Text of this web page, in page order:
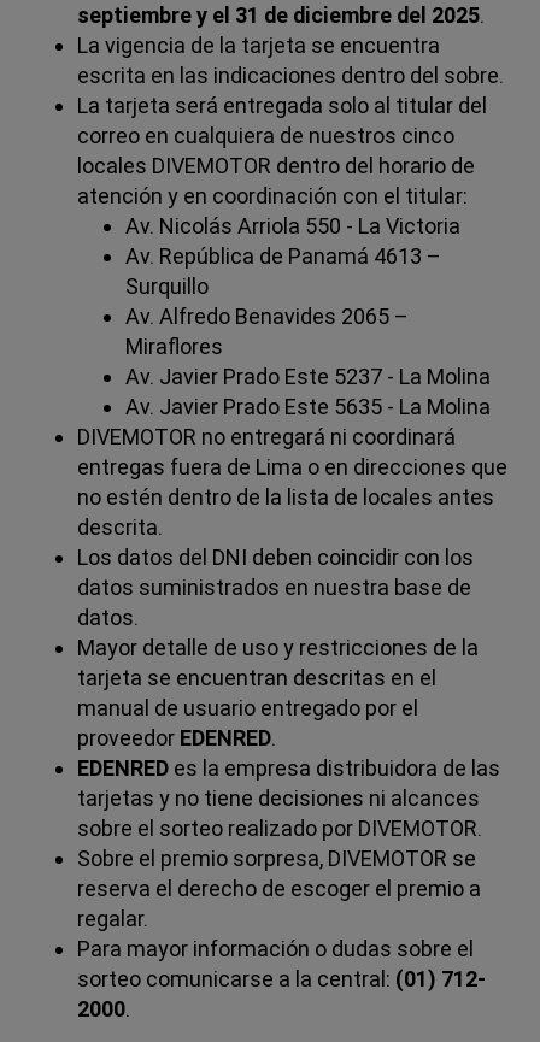
septiembre y el 31 de diciembre del 2025.
La vigencia de la tarjeta se encuentra
escrita en las indicaciones dentro del sobre.
La tarjeta será entregada solo al titular del
correo en cualquiera de nuestros cinco
locales DIVEMOTOR dentro del horario de
atención y en coordinación con el titular:
Av. Nicolás Arriola 550 - La Victoria
Av. República de Panamá 4613 –
Surquillo
Av. Alfredo Benavides 2065 –
Miraflores
Av. Javier Prado Este 5237 - La Molina
Av. Javier Prado Este 5635 - La Molina
DIVEMOTOR no entregará ni coordinará
entregas fuera de Lima o en direcciones que
no estén dentro de la lista de locales antes
descrita.
Los datos del DNI deben coincidir con los
datos suministrados en nuestra base de
datos.
Mayor detalle de uso y restricciones de la
tarjeta se encuentran descritas en el
manual de usuario entregado por el
proveedor EDENRED.
EDENRED es la empresa distribuidora de las
tarjetas y no tiene decisiones ni alcances
sobre el sorteo realizado por DIVEMOTOR.
Sobre el premio sorpresa, DIVEMOTOR se
reserva el derecho de escoger el premio a
regalar.
Para mayor información o dudas sobre el
sorteo comunicarse a la central: (01) 712-
2000.